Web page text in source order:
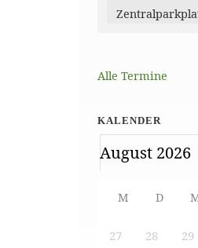
Alle Termine
KALENDER
M D
27 28 29